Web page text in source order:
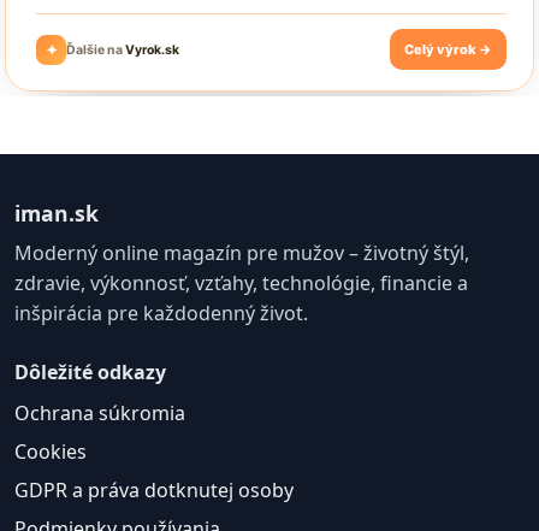
iman.sk
Moderný online magazín pre mužov – životný štýl,
zdravie, výkonnosť, vzťahy, technológie, financie a
inšpirácia pre každodenný život.
Dôležité odkazy
Ochrana súkromia
Cookies
GDPR a práva dotknutej osoby